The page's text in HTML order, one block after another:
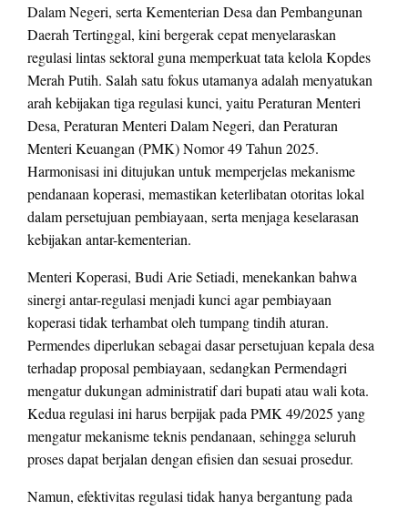
Dalam Negeri, serta Kementerian Desa dan Pembangunan
Daerah Tertinggal, kini bergerak cepat menyelaraskan
regulasi lintas sektoral guna memperkuat tata kelola Kopdes
Merah Putih. Salah satu fokus utamanya adalah menyatukan
arah kebijakan tiga regulasi kunci, yaitu Peraturan Menteri
Desa, Peraturan Menteri Dalam Negeri, dan Peraturan
Menteri Keuangan (PMK) Nomor 49 Tahun 2025.
Harmonisasi ini ditujukan untuk memperjelas mekanisme
pendanaan koperasi, memastikan keterlibatan otoritas lokal
dalam persetujuan pembiayaan, serta menjaga keselarasan
kebijakan antar-kementerian.
Menteri Koperasi, Budi Arie Setiadi, menekankan bahwa
sinergi antar-regulasi menjadi kunci agar pembiayaan
koperasi tidak terhambat oleh tumpang tindih aturan.
Permendes diperlukan sebagai dasar persetujuan kepala desa
terhadap proposal pembiayaan, sedangkan Permendagri
mengatur dukungan administratif dari bupati atau wali kota.
Kedua regulasi ini harus berpijak pada PMK 49/2025 yang
mengatur mekanisme teknis pendanaan, sehingga seluruh
proses dapat berjalan dengan efisien dan sesuai prosedur.
Namun, efektivitas regulasi tidak hanya bergantung pada